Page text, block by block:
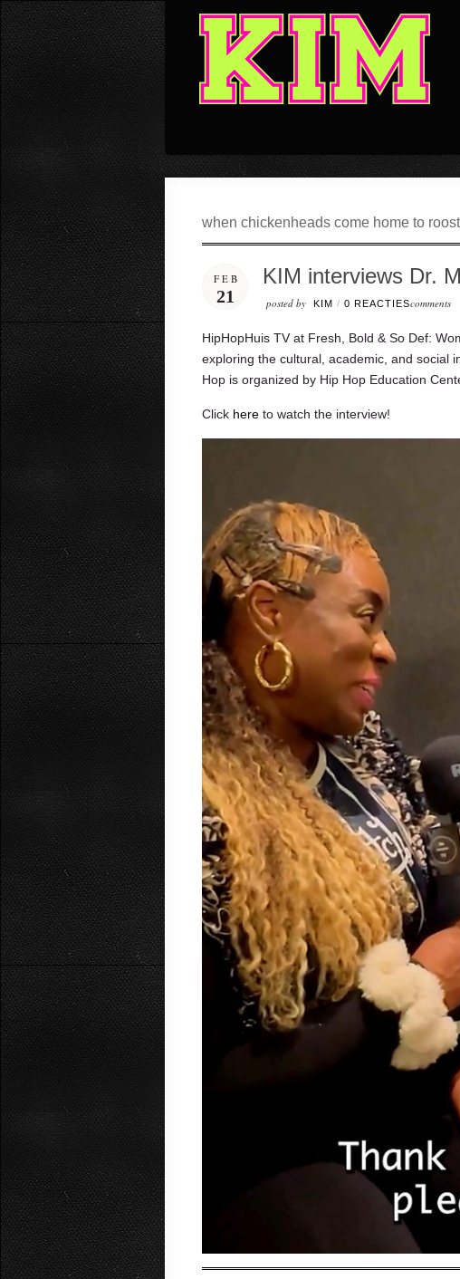
when chickenheads come home to roost
FEB
21
KIM interviews Dr.
posted by KIM / 0 REACTIEScomments
HipHopHuis TV at Fresh, Bold & So Def:
exploring the cultural, academic, and social
Hop is organized by Hip Hop Education
Click here to watch the interview!